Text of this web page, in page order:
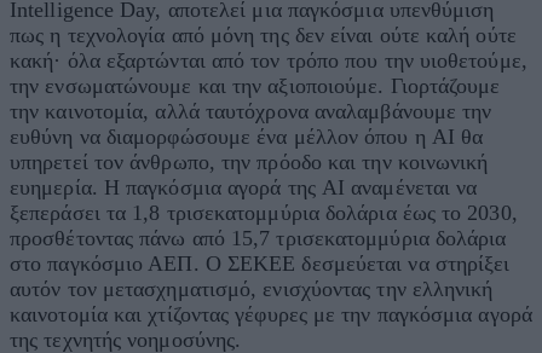
Intelligence Day, αποτελεί μια παγκόσμια υπενθύμιση
πως η τεχνολογία από μόνη της δεν είναι ούτε καλή ούτε
κακή· όλα εξαρτώνται από τον τρόπο που την υιοθετούμε,
την ενσωματώνουμε και την αξιοποιούμε. Γιορτάζουμε
την καινοτομία, αλλά ταυτόχρονα αναλαμβάνουμε την
ευθύνη να διαμορφώσουμε ένα μέλλον όπου η AI θα
υπηρετεί τον άνθρωπο, την πρόοδο και την κοινωνική
ευημερία. Η παγκόσμια αγορά της AI αναμένεται να
ξεπεράσει τα 1,8 τρισεκατομμύρια δολάρια έως το 2030,
προσθέτοντας πάνω από 15,7 τρισεκατομμύρια δολάρια
στο παγκόσμιο ΑΕΠ. Ο ΣΕΚΕΕ δεσμεύεται να στηρίξει
αυτόν τον μετασχηματισμό, ενισχύοντας την ελληνική
καινοτομία και χτίζοντας γέφυρες με την παγκόσμια αγορά
της τεχνητής νοημοσύνης.